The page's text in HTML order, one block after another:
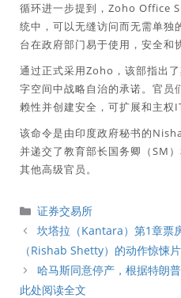
循环进一步提到，Zoho Office
统中，可以无缝访问而无需单独
台在政府部门易于使用，安全和
通过正式采用Zoho，该部指出
字空间中战略自治的承诺。官员
赖性并创建安全，可扩展和主权
该命令是由印度政府秘书的
并递交了教育部长国务卿（SM
其他高级官员。
分
類
证券交易所
坎塔拉（Kantara）第1章票
（Rishab Shetty）的动作惊悚
哈马斯同意停产，根据特朗
此处阅读全文